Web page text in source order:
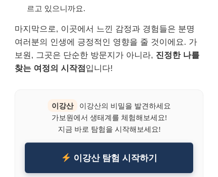
르고 있으니까요.
마지막으로, 이곳에서 느낀 감정과 경험들은 분명
여러분의 인생에 긍정적인 영향을 줄 것이에요. 가
보원, 그곳은 단순한 방문지가 아니라, 진정한 나를
찾는 여정의 시작점 입니다!
이강산
이강산의 비밀을 발견하세요
가보원에서 생태계를 체험해보세요!
지금 바로 탐험을 시작해보세요!
이강산 탐험 시작하기